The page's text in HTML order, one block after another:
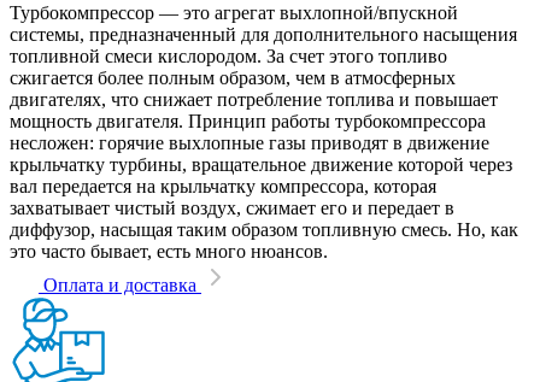
Турбокомпрессор — это агрегат выхлопной/впускной
системы, предназначенный для дополнительного насыщения
топливной смеси кислородом. За счет этого топливо
сжигается более полным образом, чем в атмосферных
двигателях, что снижает потребление топлива и повышает
мощность двигателя. Принцип работы турбокомпрессора
несложен: горячие выхлопные газы приводят в движение
крыльчатку турбины, вращательное движение которой через
вал передается на крыльчатку компрессора, которая
захватывает чистый воздух, сжимает его и передает в
диффузор, насыщая таким образом топливную смесь. Но, как
это часто бывает, есть много нюансов.
Оплата и доставка